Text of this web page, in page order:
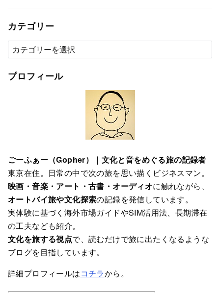
カテゴリー
カ
テ
ゴ
プロフィール
ごーふぁー（Gopher）｜文化と音をめぐる旅の記録者
東京在住。日常の中で次の旅を思い描くビジネスマン。
映画・音楽・アート・古書・オーディオに触れながら、
オートバイ旅や文化探索の記録を発信しています。
実体験に基づく海外市場ガイドやSIM活用法、長期滞在
の工夫なども紹介。
文化を旅する視点で、読むだけで旅に出たくなるような
ブログを目指しています。
詳細プロフィールはコチラから。